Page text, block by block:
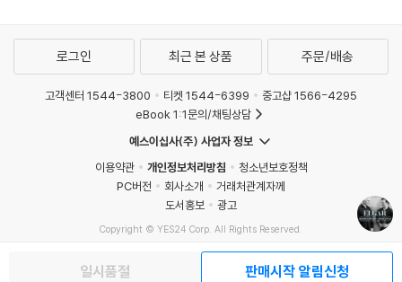
일시품절 판매시작 알림신청
로그인 최근 본 상품 주문/배송
고객센터 1544-3800 티켓 1544-6399
중고샵 1566-4295
eBook 1:1문의/채팅상담
예스이십사(주) 사업자 정보
이용약관
개인정보처리방침
청소년보호정책
PC버전
회사소개
거래처관계자께
도서홍보
광고
Copyright © YES24 Corp. All Rights Reserved.